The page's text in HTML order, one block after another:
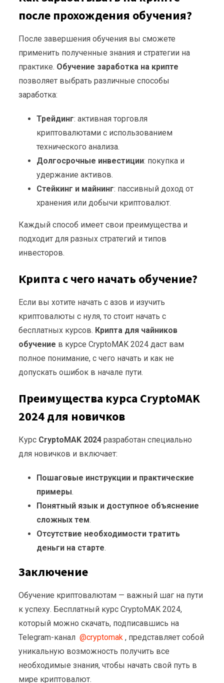
после прохождения обучения?
После завершения обучения вы сможете
применить полученные знания и стратегии на
практике. Обучение заработка на крипте
позволяет выбрать различные способы
заработка:
Трейдинг: активная торговля
криптовалютами с использованием
технического анализа.
Долгосрочные инвестиции: покупка и
удержание активов.
Стейкинг и майнинг: пассивный доход от
хранения или добычи криптовалют.
Каждый способ имеет свои преимущества и
подходит для разных стратегий и типов
инвесторов.
Крипта с чего начать обучение?
Если вы хотите начать с азов и изучить
криптовалюты с нуля, то стоит начать с
бесплатных курсов. Крипта для чайников
обучение в курсе CryptoMAK 2024 даст вам
полное понимание, с чего начать и как не
допускать ошибок в начале пути.
Преимущества курса CryptoMAK
2024 для новичков
Курс CryptoMAK 2024 разработан специально
для новичков и включает:
Пошаговые инструкции и практические
примеры.
Понятный язык и доступное объяснение
сложных тем.
Отсутствие необходимости тратить
деньги на старте.
Заключение
Обучение криптовалютам — важный шаг на пути
к успеху. Бесплатный курс CryptoMAK 2024,
который можно скачать, подписавшись на
Telegram-канал @cryptomak , представляет собой
уникальную возможность получить все
необходимые знания, чтобы начать свой путь в
мире криптовалют.